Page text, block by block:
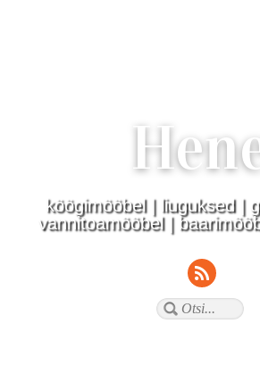
köögimööbel | liuguksed |
vannitoamööbel |